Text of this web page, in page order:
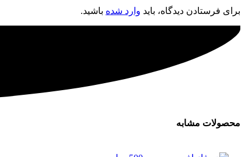
برای فرستادن دیدگاه، باید وارد شده باشید.
محصولات مشابه